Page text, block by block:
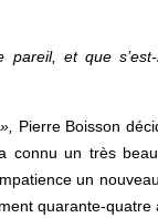
et que
Pierre Boisson
connu un très
un
quarante-quatre